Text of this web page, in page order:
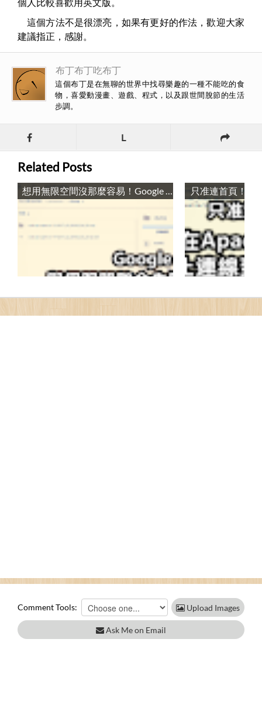
個人比較喜歡用英文版。
這個方法不是很漂亮，如果有更好的作法，歡迎大家
建議指正，感謝。
布丁布丁吃布丁
這個布丁是在無聊的世界中找尋樂趣的一種不能吃的食
物，喜愛動漫畫、遊戲、程式，以及跟世間脫節的生活
步調。
L
Related Posts
想用無限空間沒那麼容易！Google Drive與伺服器整合失敗記錄 / Solution to Integrate Google Drive with Services: not reliable 只准連首頁！在Apache設定檔禁止連線到子目錄設定 / Deny Access to All Subdirectories by Using Apache Server Configuration
Comment Tools: Upload Images
Ask Me on Email